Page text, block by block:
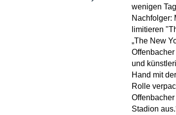
wenigen
Nachfolger:
limitieren
„The New
und
Hand mit
Rolle
Stadion